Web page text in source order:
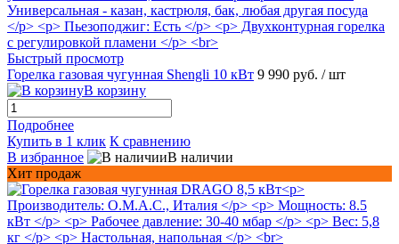
Быстрый просмотр
Горелка газовая чугунная Shengli 10 кВт 9 990 руб. / шт
В корзину
Подробнее
Купить в 1 клик К сравнению
В избранное
В наличии
Хит продаж